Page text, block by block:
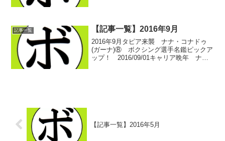
記事一覧 【記事一覧】2016年9月
2016年9月タピア来襲 ナナ・コナドゥ
(ガーナ)⑧ ボクシング選手名鑑ピックア
ップ！ 2016/09/01キャリア晩年 ナ
【記事一覧】2016年5月